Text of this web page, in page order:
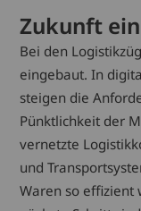
Zukunft
Bei den
eingebaut. In
steigen die
Pünktlichkeit der
vernetzte
und
Waren so effizient